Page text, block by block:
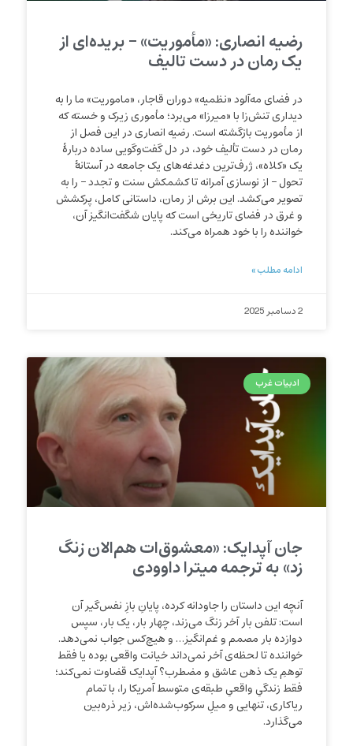
رضیه انصاری: «مأموریت» – بریده‌ای از
یک رمان در دست تالیف
در فضای مه‌آلود «نظمیه» دوران قاجار، «ماموریت» ما را به
دیداری تنش‌زا با «میرزا» می‌برد؛ مأموری زیرک و خسته که
از مأموریت بازگشته است. رضیه انصاری در این فصل از
رمان در دست تألیف خود، در دل گفت‌وگویی ساده دربارۀ
یک «کلاه»، ژرف‌ترین دغدغه‌های یک جامعه در آستانۀ
تحول – از نوسازی آمرانه تا کشمکش سنت و تجدد – را به
تصویر می‌کشد. این برش از رمان، داستانی کامل، پرکشش
و غرق در فضای تاریخی است که پایان شگفت‌انگیز آن،
خواننده را با خود همراه می‌کند.
ادامه مطلب »
2 دسامبر 2025
ادبیات غرب
جان آپدایک: «معشوق‌ات هم‌الان زنگ
زد» به ترجمه میترا داوودی
آنچه این داستان را جاودانه کرده، پایانِ بازِ نفس‌گیر آن
است: تلفن بار آخر زنگ می‌زند، چهار بار، یک بار، سپس
دوازده بار مصمم و غم‌انگیز… و هیچ‌کس جواب نمی‌دهد.
خواننده تا لحظه‌ی آخر نمی‌داند خیانت واقعی بوده یا فقط
توهمِ یک ذهن عاشق و مضطرب؟ آپدایک قضاوت نمی‌کند؛
فقط زندگیِ واقعیِ طبقه‌ی متوسط آمریکا را، با تمام
ریاکاری، تنهایی و میلِ سرکوب‌شده‌اش، زیر ذره‌بین
می‌گذارد.